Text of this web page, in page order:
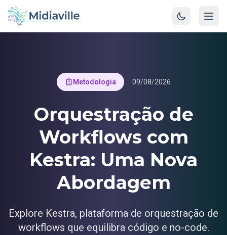
Metodologia 09/08/2026
Orquestração de
Workflows com
Kestra: Uma Nova
Abordagem
Explore Kestra, plataforma de orquestração de
workflows que equilibra código e no-code.